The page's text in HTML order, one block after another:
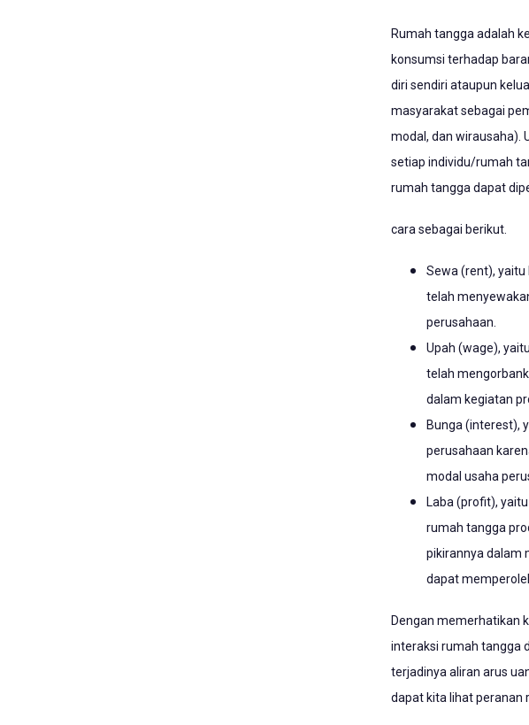
Rumah tangga adalah
konsumsi terhadap
diri sendiri ataupun
masyarakat sebagai
modal, dan wirausaha).
setiap individu/rumah
rumah tangga dapat
cara sebagai berikut.
Sewa (rent),
telah
perusahaan.
Upah (wage),
telah
dalam kegiatan
Bunga (interest),
perusahaan
modal usaha
Laba (profit),
rumah tangga
pikirannya dalam
dapat
Dengan memerhatikan
interaksi rumah tangga
terjadinya aliran arus
dapat kita lihat peranan